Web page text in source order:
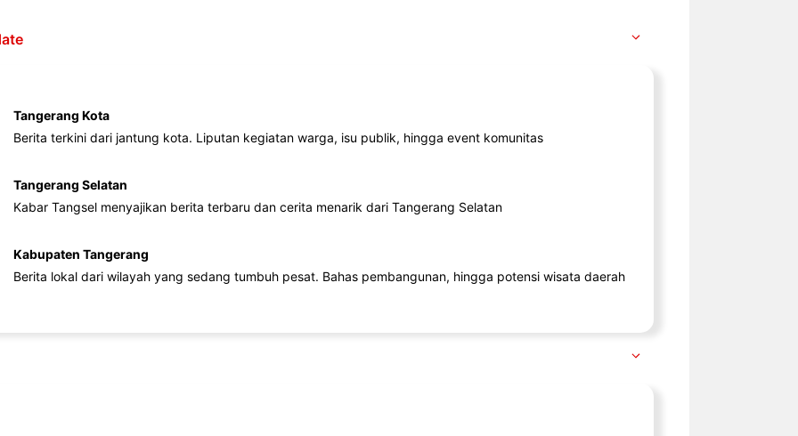
Tangerang Kota
Berita terkini dari jantung kota. Liputan kegiatan warga, isu publik, hingga event komunitas
Tangerang Selatan
Kabar Tangsel menyajikan berita terbaru dan cerita menarik dari Tangerang Selatan
Kabupaten Tangerang
Berita lokal dari wilayah yang sedang tumbuh pesat. Bahas pembangunan, hingga potensi wisata daerah